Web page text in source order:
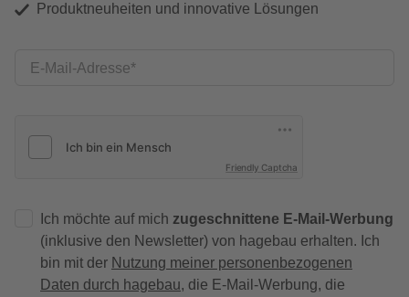
Produktneuheiten und innovative Lösungen
E-Mail-Adresse
Friendly Captcha
Ich möchte auf mich zugeschnittene E-Mail-Werbung
(inklusive den Newsletter) von hagebau erhalten. Ich
bin mit der Nutzung meiner personenbezogenen
Daten durch hagebau, die E-Mail-Werbung, die